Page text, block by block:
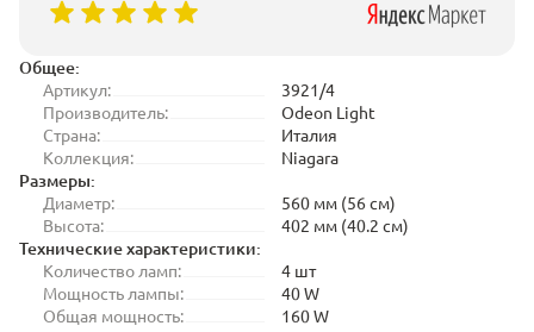
Общее:
Артикул:
3921/4
Производитель:
Odeon Light
Страна:
Италия
Коллекция:
Niagara
Размеры:
Диаметр:
560 мм (56 см)
Высота:
402 мм (40.2 см)
Технические характеристики:
Количество ламп:
4 шт
Мощность лампы:
40 W
Общая мощность:
160 W